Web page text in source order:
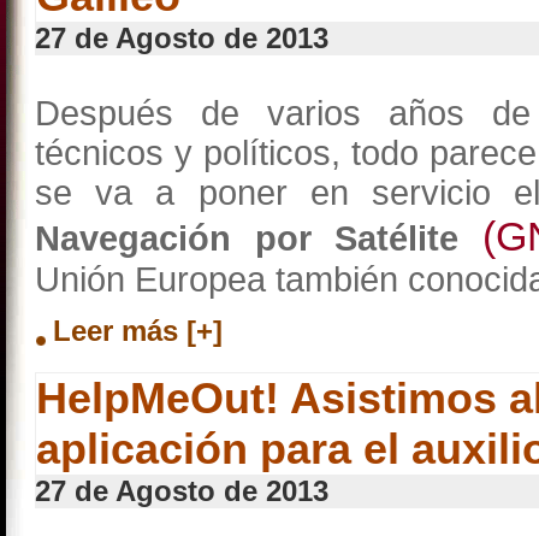
27 de Agosto de 2013
Después de varios años
técnicos y políticos, todo
se va a poner en servicio
Navegación por Satélite
Unión Europea también
Leer más [+]
HelpMeOut! Asistimos
aplicación para el
27 de Agosto de 2013